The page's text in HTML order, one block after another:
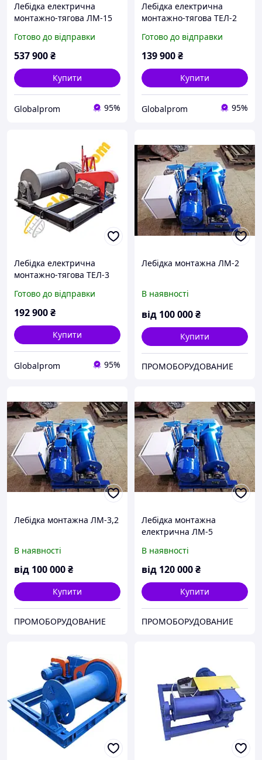
Лебідка електрична
монтажно-тягова ЛМ-15
Готово до відправки
537 900₴
Купити
Globalprom 95%
Лебідка електрична
монтажно-тягова ТЕЛ-2
Готово до відправки
139 900₴
Купити
Globalprom 95%
Лебідка електрична
монтажно-тягова ТЕЛ-3
Готово до відправки
192 900₴
Купити
Globalprom 95%
Лебідка монтажна ЛМ-2
В наявності
від 100 000₴
Купити
ПРОМОБОРУДОВАНИЕ
Лебідка монтажна ЛМ-3,2
В наявності
від 100 000₴
Купити
ПРОМОБОРУДОВАНИЕ
Лебідка монтажна
електрична ЛМ-5
В наявності
від 120 000₴
Купити
ПРОМОБОРУДОВАНИЕ